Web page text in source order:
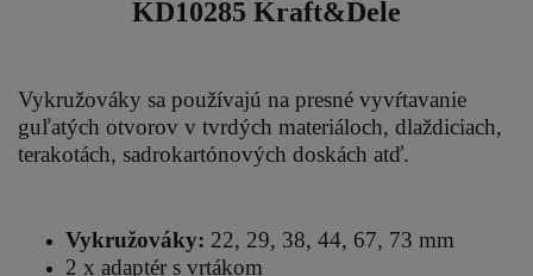
KD10285 Kraft&Dele
Vykružováky sa používajú na presné vyvŕtavanie
guľatých otvorov v tvrdých materiáloch, dlaždiciach,
terakotách, sadrokartónových doskách atď.
Vykružováky: 22, 29, 38, 44, 67, 73 mm
2 x adaptér s vrtákom